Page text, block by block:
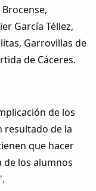
García Téllez,
Garrovillas de
de Cáceres.
de los
resultado de la
que hacer
los alumnos